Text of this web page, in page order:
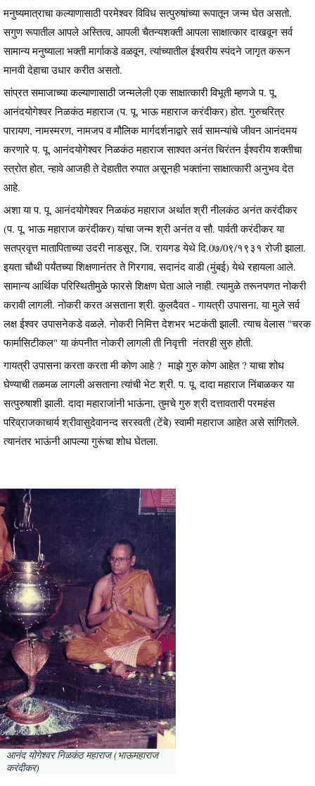
मनुष्यमात्राचा कल्याणासाठी परमेश्वर विविध सत्पुरुषांच्या रूपातून जन्म घेत असतो.
सगुण रूपातील आपले अस्तित्व, आपली चैतन्यशक्ती आपला साक्षात्कार दाखवून सर्व
सामान्य मनुष्याला भक्ती मार्गाकडे वळवून, त्यांच्यातील ईश्वरीय स्पंदने जागृत करून
मानवी देहाचा उधार करीत असतो.
सांप्रत समाजाच्या कल्याणासाठी जन्मलेली एक साक्षात्कारी विभूती म्हणजे प. पू.
आनंदयोगेश्वर निळकंठ महाराज (प. पू. भाऊ महाराज करंदीकर) होत. गुरुचरित्र
पारायण, नामस्मरण, नामजप व मौलिक मार्गदर्शनाद्वारे सर्व सामन्यांचे जीवन आनंदमय
करणारे प. पू. आनंदयोगेश्वर निळकंठ महाराज साश्वत अनंत चिरंतन ईश्वरीय शक्तीचा
स्त्रोत होत, न्हावे आजही ते देहातीत रुपात असूनही भक्तांना साक्षात्कारी अनुभव देत
आहे.
अशा या प. पू. आनंदयोगेश्वर निळकंठ महाराज अर्थात श्री नीलकंठ अनंत करंदीकर
(प. पू. भाऊ महाराज करंदीकर) यांचा जन्म श्री अनंत व सौ. पार्वती करंदीकर या
सतप्रवृत्त मातापिताच्या उदरी नाडसूर, जि. रायगड येथे दि.0७/0९/१९३१ रोजी झाला.
इयता चौथी पर्यंतच्या शिक्षणानंतर ते गिरगाव, सदानंद वाडी (मुंबई) येथे रहायला आले.
सामान्य आर्थिक परिस्थितीमुळे फारसे शिक्षण घेता आले नाही. त्यामुळे तरूनपणत नोकरी
करावी लागली. नोकरी करत असताना श्री. कुलदैवत - गायत्री उपासना, या मुले सर्व
लक्ष ईश्वर उपासनेकडे वळले. नोकरी निमित्त देशभर भटकंती झाली. त्याच वेलास "चरक
फार्मासिटीकल" या कंपनीत नोकरी लागली ती निवृत्ती नंतरही सुरु होती.
गायत्री उपासना करता करता मी कोण आहे ? माझे गुरु कोण आहेत ? याचा शोध
घेण्याची तळमळ लागली असताना त्यांची भेट श्री. प. पू. दादा महाराज निंबाळकर या
सत्पुरुषाशी झाली. दादा महाराजांनी भाऊंना, तुमचे गुरु श्री दत्तावतारी परमहंस
परिव्राजकाचार्य श्रीवासुदेवानन्द सरस्वती (टेंबे) स्वामी महाराज आहेत असे सांगितले.
त्यानंतर भाऊंनी आपल्या गुरूंचा शोध घेतला.
आनंद योगेश्वर निळकंठ महाराज (भाऊमहाराज
करंदीकर)